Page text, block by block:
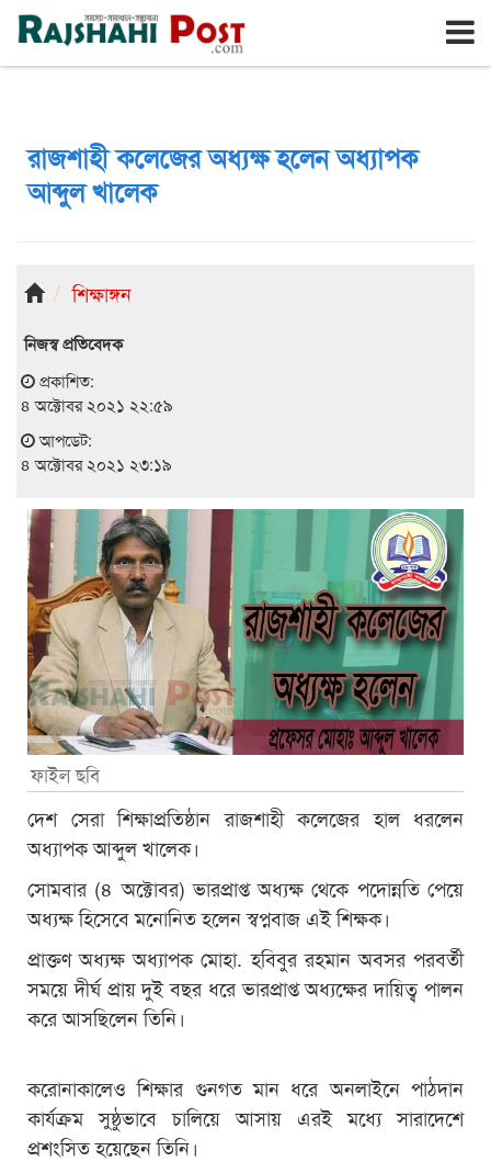
রাজশাহী শুক্রবার, ৭ই আগস্ট ২০২৬, ২৪শে শ্রাবণ ১৪৩৩
রাজশাহী কলেজের অধ্যক্ষ হলেন অধ্যাপক
আব্দুল খালেক
শিক্ষাঙ্গন
নিজস্ব প্রতিবেদক
প্রকাশিত:
৪ অক্টোবর ২০২১ ২২:৫৯
আপডেট:
৪ অক্টোবর ২০২১ ২৩:১৯
ফাইল ছবি
দেশ সেরা শিক্ষাপ্রতিষ্ঠান রাজশাহী কলেজের হাল ধরলেন
অধ্যাপক আব্দুল খালেক।
সোমবার (৪ অক্টোবর) ভারপ্রাপ্ত অধ্যক্ষ থেকে পদোন্নতি পেয়ে
অধ্যক্ষ হিসেবে মনোনিত হলেন স্বপ্নবাজ এই শিক্ষক।
প্রাক্তণ অধ্যক্ষ অধ্যাপক মোহা. হবিবুর রহমান অবসর পরবর্তী
সময়ে দীর্ঘ প্রায় দুই বছর ধরে ভারপ্রাপ্ত অধ্যক্ষের দায়িত্ব পালন
করে আসছিলেন তিনি।
করোনাকালেও শিক্ষার গুনগত মান ধরে অনলাইনে পাঠদান
কার্যক্রম সুষ্ঠুভাবে চালিয়ে আসায় এরই মধ্যে সারাদেশে
প্রশংসিত হয়েছেন তিনি।